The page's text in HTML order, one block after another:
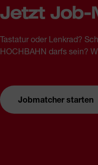
Jetzt Job-
Tastatur oder Lenkrad?
HOCHBAHN darfs sein?
Jobmatcher starten